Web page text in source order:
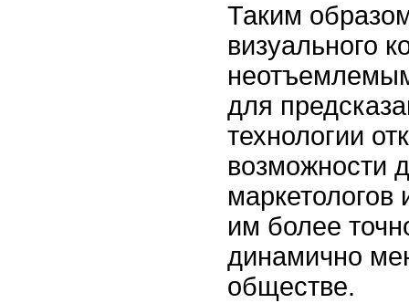
Таким
визуального
для
технологии
возможности
маркетологов
им более
динамично
обществе.